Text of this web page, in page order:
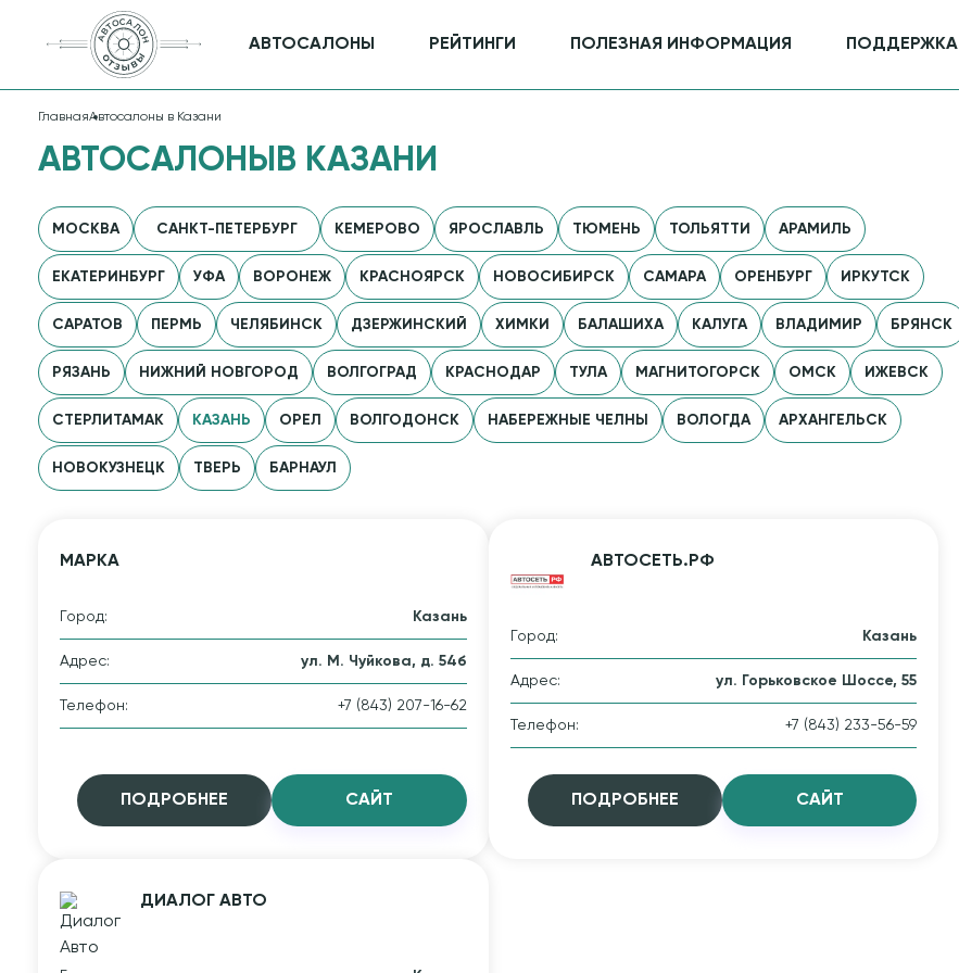
АВТОСАЛОНЫ РЕЙТИНГИ ПОЛЕЗНАЯ ИНФОРМАЦИЯ ПОДДЕРЖКА
ГлавнаяАвтосалоны в Казани
АВТОСАЛОНЫ В КАЗАНИ
МОСКВА САНКТ-ПЕТЕРБУРГ КЕМЕРОВО ЯРОСЛАВЛЬ ТЮМЕНЬ ТОЛЬЯТТИ АРАМИЛЬ
ЕКАТЕРИНБУРГ УФА ВОРОНЕЖ КРАСНОЯРСК НОВОСИБИРСК САМАРА ОРЕНБУРГ ИРКУТСК
САРАТОВ ПЕРМЬ ЧЕЛЯБИНСК ДЗЕРЖИНСКИЙ ХИМКИ БАЛАШИХА КАЛУГА ВЛАДИМИР БРЯНСК
РЯЗАНЬ НИЖНИЙ НОВГОРОД ВОЛГОГРАД КРАСНОДАР ТУЛА МАГНИТОГОРСК ОМСК ИЖЕВСК
СТЕРЛИТАМАК КАЗАНЬ ОРЕЛ ВОЛГОДОНСК НАБЕРЕЖНЫЕ ЧЕЛНЫ ВОЛОГДА АРХАНГЕЛЬСК
НОВОКУЗНЕЦК ТВЕРЬ БАРНАУЛ
МАРКА
Город: Казань
Адрес: ул. М. Чуйкова, д. 54б
Телефон: +7 (843) 207-16-62
ПОДРОБНЕЕ CАЙТ
АВТОСЕТЬ.РФ
Город: Казань
Адрес: ул. Горьковское Шоссе, 55
Телефон: +7 (843) 233-56-59
ПОДРОБНЕЕ CАЙТ
ДИАЛОГ АВТО